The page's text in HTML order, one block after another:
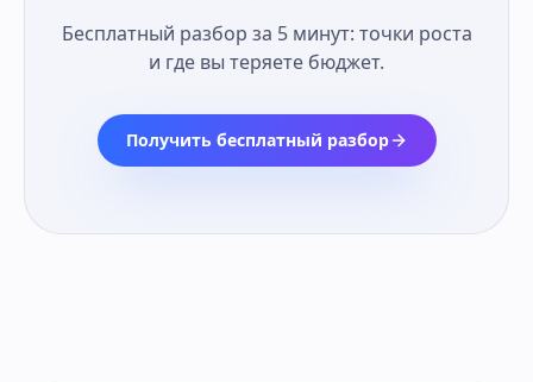
Бесплатный разбор за 5 минут: точки роста
и где вы теряете бюджет.
Получить бесплатный разбор